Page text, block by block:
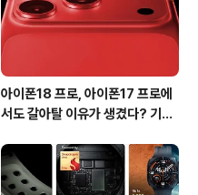
아이폰18 프로, 아이폰17 프로에
서도 갈아탈 이유가 생겼다? 기대